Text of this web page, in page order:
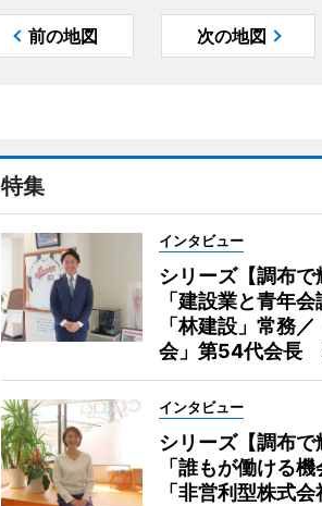
前の地図 次の地図
特集
インタビュー
シリーズ【調布
「建設業と青年
「林建設」常務
会」第54代会長
インタビュー
シリーズ【調布
「誰もが働ける
「非営利型株式